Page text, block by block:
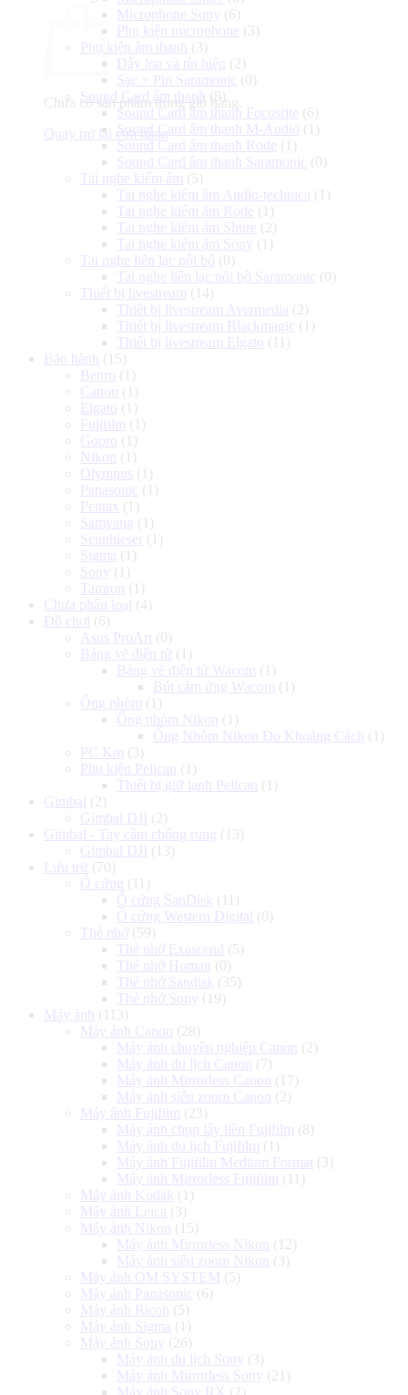
Chưa có sản phẩm trong giỏ hàng.
Quay trở lại cửa hàng
Microphone Sony (6)
Phụ kiện microphone (3)
Phụ kiện âm thanh
(3)
Dây loa và tín hiệu
(2)
Sạc + Pin Saramonic (0)
Sound Card âm thanh (8)
Sound Card âm thanh Focusrite (6)
Sound Card âm thanh M-Audio (1)
Sound Card âm thanh Rode (1)
Sound Card âm thanh Saramonic (0)
Tai nghe kiểm âm (5)
Tai nghe kiểm âm Audio-technica (1)
Tai nghe kiểm âm Rode (1)
Tai nghe kiểm âm Shure (2)
Tai nghe kiểm âm Sony (1)
Tai nghe liên lạc nội bộ (0)
Tai nghe liên lạc nội bộ Saramonic (0)
Thiết bị livestream (14)
Thiết bị livestream Avermedia (2)
Thiết bị livestream Blackmagic (1)
Thiết bị livestream Elgato (11)
Bảo hành
(15)
Benro (1)
Canon
(1)
Elgato (1)
Fujifilm (1)
Gopro (1)
Nikon
(1)
Olympus (1)
Panasonic (1)
Pentax (1)
Samyang (1)
Sennhieser
(1)
Sigma (1)
Sony (1)
Tamron
(1)
Chưa phân loại (4)
Đồ chơi (6)
Asus ProArt (0)
Bảng vẽ điện tử (1)
Bảng vẽ điện tử Wacom (1)
Bút cảm ứng Wacom (1)
Ống nhòm (1)
Ống nhòm Nikon
(1)
Ống Nhòm Nikon Đo Khoảng Cách
(1)
PC Km (3)
Phụ kiện Pelican
(1)
Thiết bị giữ lạnh Pelican
(1)
Gimbal (2)
Gimbal DJI (2)
Gimbal - Tay cầm chống rung (13)
Gimbal DJI (13)
Lưu trữ (70)
Ổ cứng (11)
Ổ cứng SanDisk (11)
Ổ cứng Western Digital (0)
Thẻ nhớ (59)
Thẻ nhớ Exascend
(5)
Thẻ nhớ Homan
(0)
Thẻ nhớ Sandisk (35)
Thẻ nhớ Sony (19)
Máy ảnh
(113)
Máy ảnh Canon
(28)
Máy ảnh chuyên nghiệp Canon
(2)
Máy ảnh du lịch Canon
(7)
Máy ảnh Mirrorless Canon
(17)
Máy ảnh siêu zoom Canon
(2)
Máy ảnh Fujifilm (23)
Máy ảnh chụp lấy liền Fujifilm (8)
Máy ảnh du lịch Fujifilm (1)
Máy ảnh Fujifilm Medium Format (3)
Máy ảnh Mirrorless Fujifilm (11)
Máy ảnh Kodak (1)
Máy ảnh Leica (3)
Máy ảnh Nikon
(15)
Máy ảnh Mirrorless Nikon
(12)
Máy ảnh siêu zoom Nikon
(3)
Máy ảnh OM SYSTEM (5)
Máy ảnh Panasonic (6)
Máy ảnh Ricoh
(5)
Máy ảnh Sigma (1)
Máy ảnh Sony (26)
Máy ảnh du lịch Sony (3)
Máy ảnh Mirrorless Sony (21)
Máy ảnh Sony RX (2)